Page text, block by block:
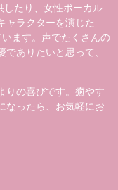
たり、女性ボーカル
ャラクターを演じた
ます。声でたくさんの
ありたいと思って、
りの喜びです。癒やす
なったら、お気軽にお